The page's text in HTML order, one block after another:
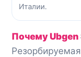
Италии.
Почему Ubgen
Резорбируемая